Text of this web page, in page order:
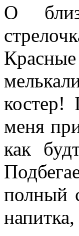
О
костер!
меня
как
полный